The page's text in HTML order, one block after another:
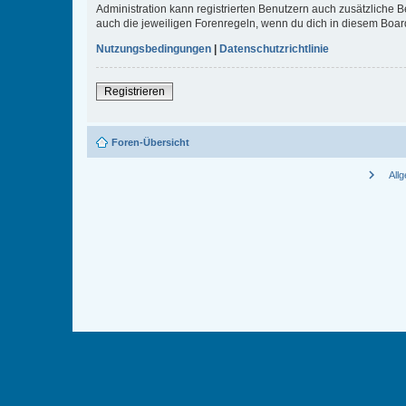
Administration kann registrierten Benutzern auch zusätzliche
auch die jeweiligen Forenregeln, wenn du dich in diesem
Nutzungsbedingungen | Datenschutzrichtlinie
Registrieren
Foren-Übersicht
chevron_right